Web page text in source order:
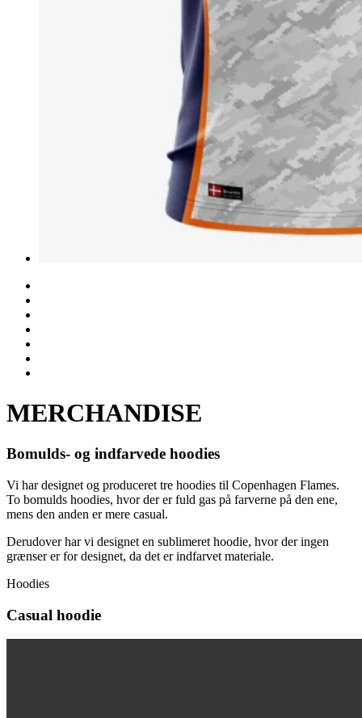
MERCHANDISE
Bomulds- og indfarvede hoodies
Vi har designet og produceret tre hoodies til Copenhagen Flames.
To bomulds hoodies, hvor der er fuld gas på farverne på den ene,
mens den anden er mere casual.
Derudover har vi designet en sublimeret hoodie, hvor der ingen
grænser er for designet, da det er indfarvet materiale.
Hoodies
Casual hoodie